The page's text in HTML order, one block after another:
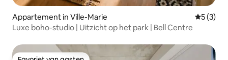
Appartement in Ville-Marie
5 (3)
Luxe boho-studio | Uitzicht op het park | Bell Centre